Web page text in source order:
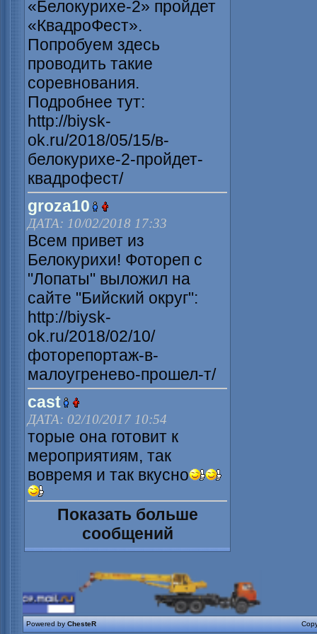
«Белокурихе-2» пройдет
«КвадроФест».
Попробуем здесь
проводить такие
соревнования.
Подробнее тут:
http://biysk-
ok.ru/2018/05/15/в-
белокурихе-2-пройдет-
квадрофест/
groza10
ДАТА: 10/02/2018 17:33
Всем привет из
Белокурихи! Фотореп с
"Лопаты" выложил на
сайте "Бийский округ":
http://biysk-
ok.ru/2018/02/10/
фоторепортаж-в-
малоугренево-прошел-т/
cast
ДАТА: 02/10/2017 10:54
торые она готовит к
мероприятиям, так
вовремя и так вкусно
Показать больше
сообщений
Powered byChesteR